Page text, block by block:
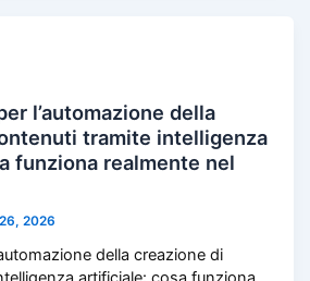
l’automazione della
tramite intelligenza
funziona realmente nel
2026
della creazione di